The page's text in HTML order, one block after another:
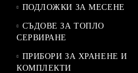
ПОДЛОЖКИ ЗА МЕСЕНЕ
СЪДОВЕ ЗА ТОПЛО
СЕРВИРАНЕ
ПРИБОРИ ЗА ХРАНЕНЕ И
КОМПЛЕКТИ